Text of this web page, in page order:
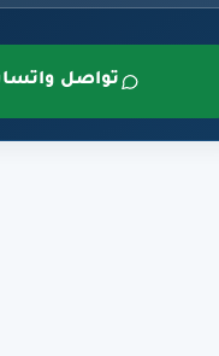
تواصل